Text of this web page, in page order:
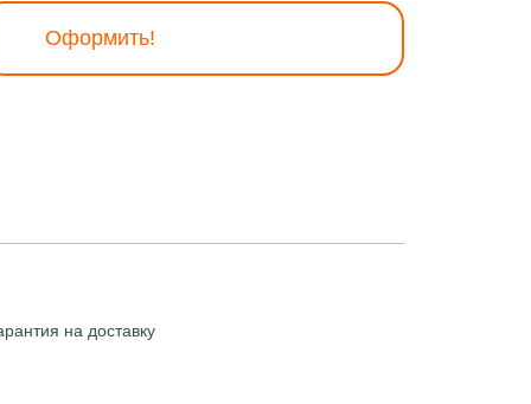
Оформить!
на доставку